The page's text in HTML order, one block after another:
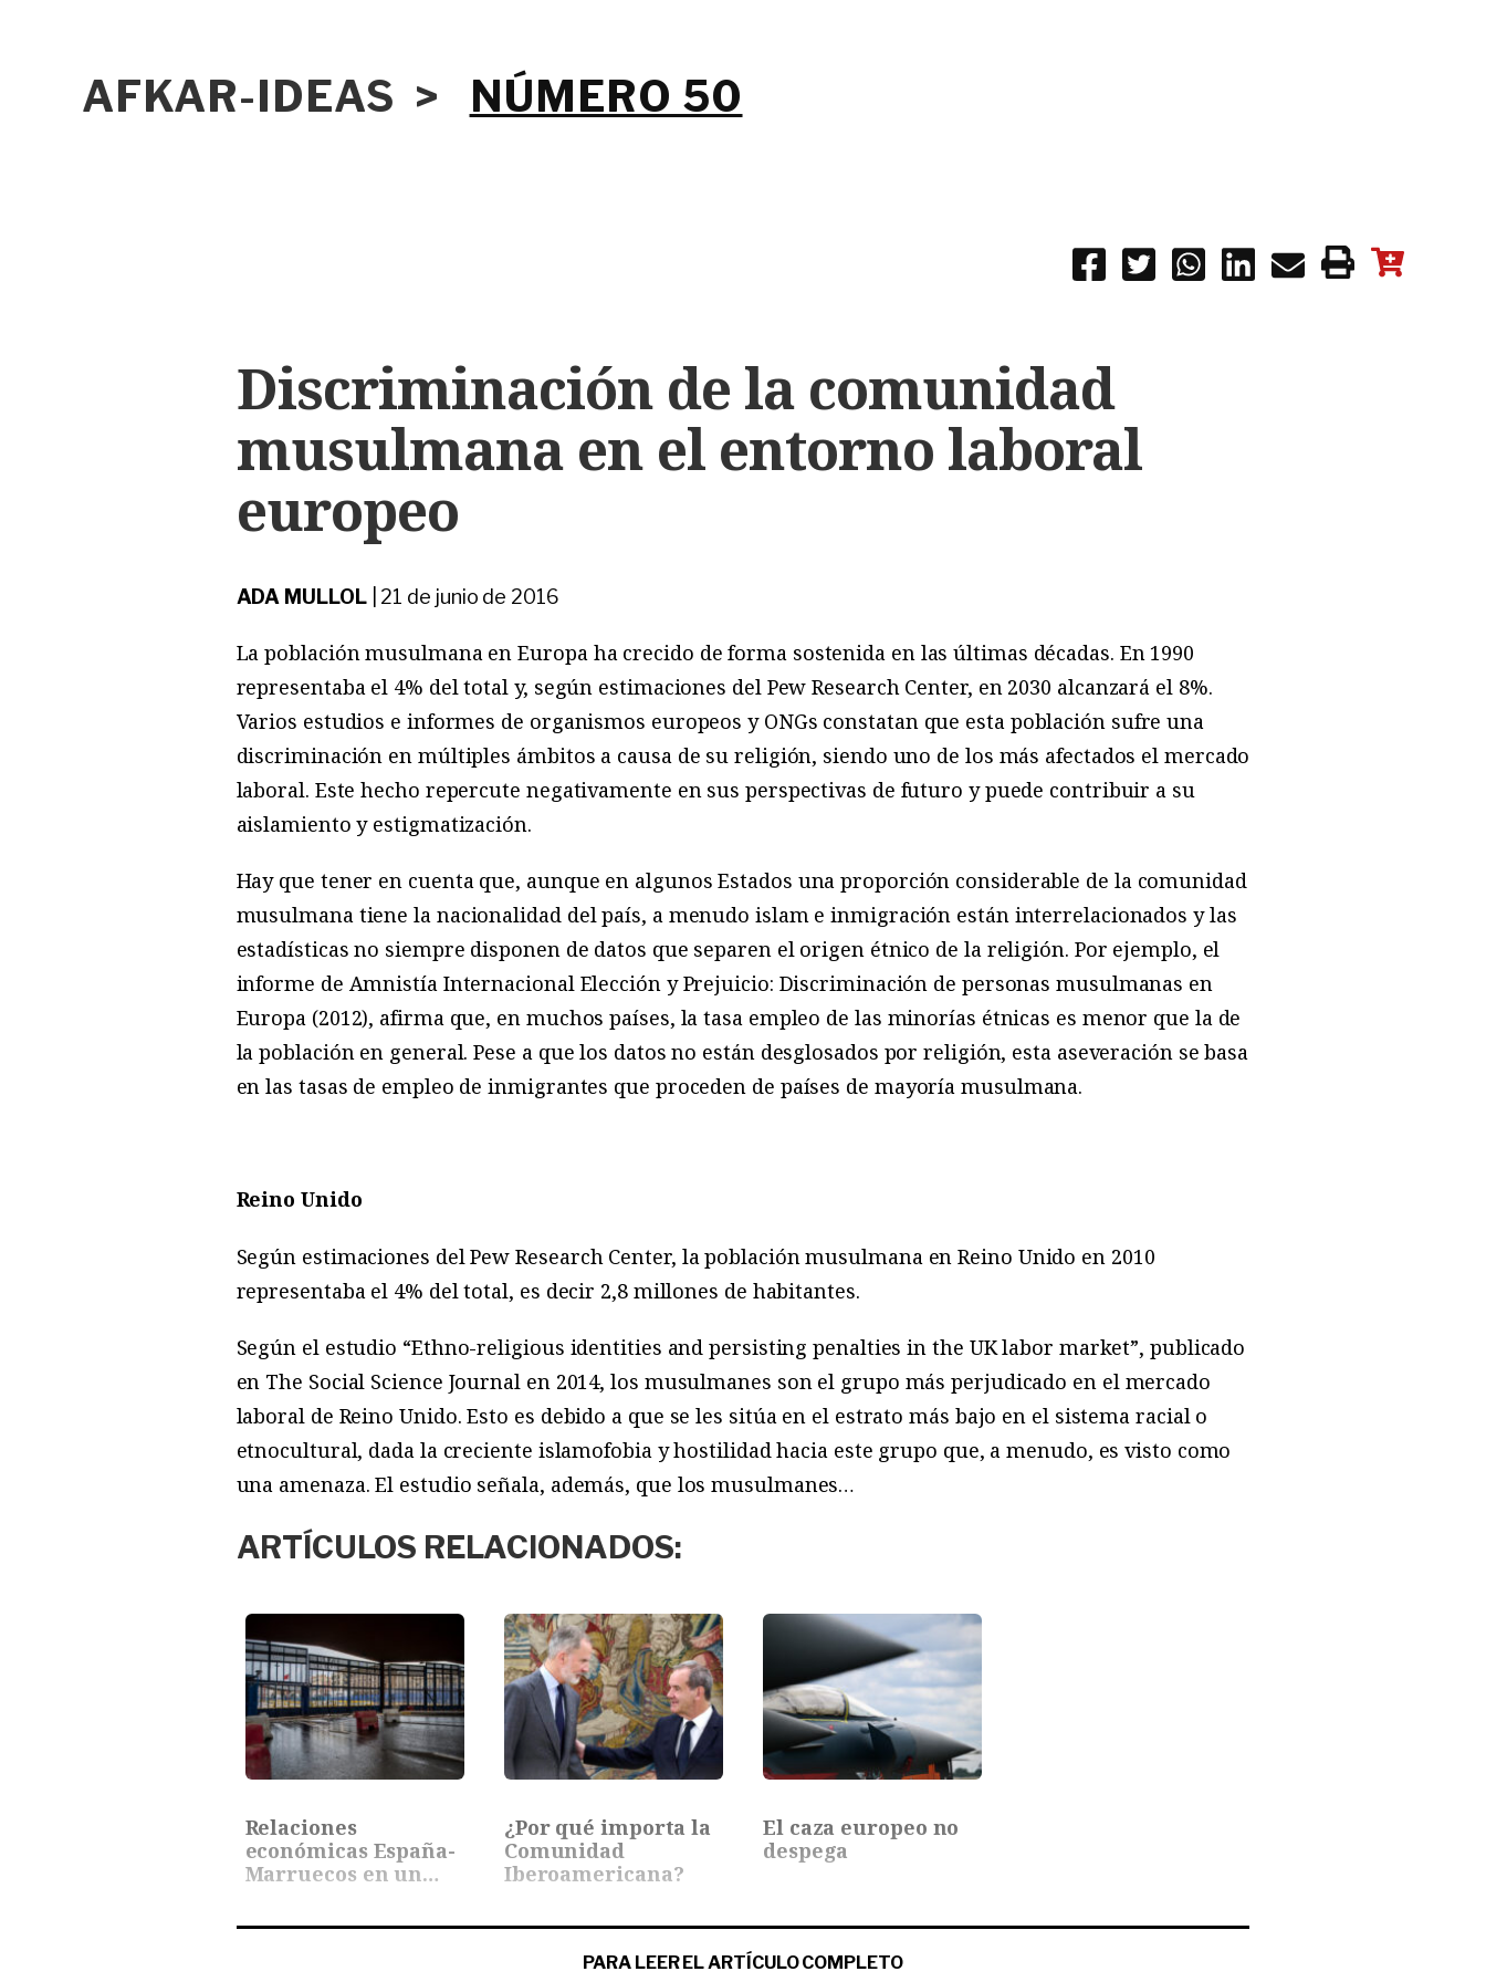
AFKAR-IDEAS > NÚMERO 50
Discriminación de la comunidad
musulmana en el entorno laboral
europeo
ADA MULLOL| 21 de junio de 2016
La población musulmana en Europa ha crecido de forma sostenida en las últimas décadas. En 1990
representaba el 4% del total y, según estimaciones del Pew Research Center, en 2030 alcanzará el 8%.
Varios estudios e informes de organismos europeos y ONGs constatan que esta población sufre una
discriminación en múltiples ámbitos a causa de su religión, siendo uno de los más afectados el mercado
laboral. Este hecho repercute negativamente en sus perspectivas de futuro y puede contribuir a su
aislamiento y estigmatización.
Hay que tener en cuenta que, aunque en algunos Estados una proporción considerable de la comunidad
musulmana tiene la nacionalidad del país, a menudo islam e inmigración están interrelacionados y las
estadísticas no siempre disponen de datos que separen el origen étnico de la religión. Por ejemplo, el
informe de Amnistía Internacional Elección y Prejuicio: Discriminación de personas musulmanas en
Europa (2012), afirma que, en muchos países, la tasa empleo de las minorías étnicas es menor que la de
la población en general. Pese a que los datos no están desglosados por religión, esta aseveración se basa
en las tasas de empleo de inmigrantes que proceden de países de mayoría musulmana.
Reino Unido
Según estimaciones del Pew Research Center, la población musulmana en Reino Unido en 2010
representaba el 4% del total, es decir 2,8 millones de habitantes.
Según el estudio “Ethno-religious identities and persisting penalties in the UK labor market”, publicado
en The Social Science Journal en 2014, los musulmanes son el grupo más perjudicado en el mercado
laboral de Reino Unido. Esto es debido a que se les sitúa en el estrato más bajo en el sistema racial o
etnocultural, dada la creciente islamofobia y hostilidad hacia este grupo que, a menudo, es visto como
una amenaza. El estudio señala, además, que los musulmanes…
ARTÍCULOS RELACIONADOS:
Relaciones
económicas España-
Marruecos en un
¿Por qué importa la
Comunidad
Iberoamericana?
El caza europeo no
despega
PARA LEER EL ARTÍCULO COMPLETO